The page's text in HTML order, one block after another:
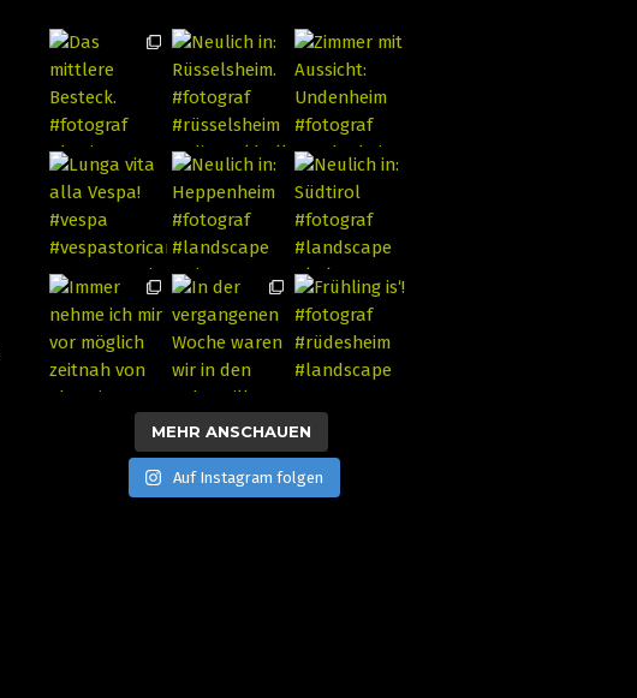
MEHR ANSCHAUEN
Auf Instagram folgen